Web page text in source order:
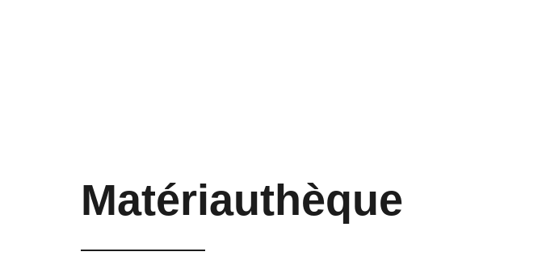
Matériauthèque